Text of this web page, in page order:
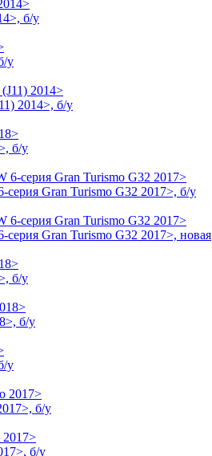
б/у
у
2014>, б/у
б/у
серия Gran Turismo G32 2017>, б/у
Gran Turismo G32 2017>, новая
б/у
б/у
у
б/у
б/у